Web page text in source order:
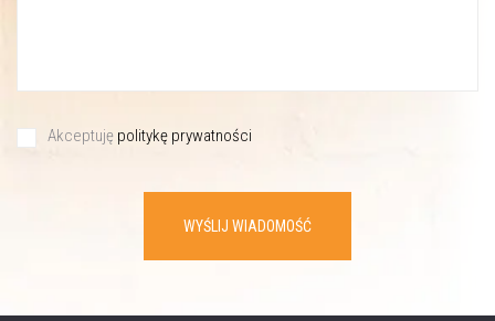
Akceptuję politykę prywatności
WYŚLIJ WIADOMOŚĆ